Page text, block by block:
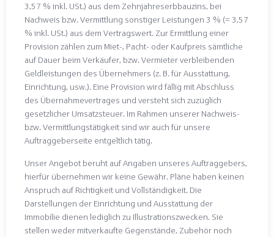
3,57 % inkl. USt.) aus dem Zehnjahreserbbauzins, bei
Nachweis bzw. Vermittlung sonstiger Leistungen 3 % (= 3,57
% inkl. USt.) aus dem Vertragswert. Zur Ermittlung einer
Provision zählen zum Miet-, Pacht- oder Kaufpreis sämtliche
auf Dauer beim Verkäufer, bzw. Vermieter verbleibenden
Geldleistungen des Übernehmers (z. B. für Ausstattung,
Einrichtung, usw.). Eine Provision wird fällig mit Abschluss
des Übernahmevertrages und versteht sich zuzüglich
gesetzlicher Umsatzsteuer. Im Rahmen unserer Nachweis-
bzw. Vermittlungstätigkeit sind wir auch für unsere
Auftraggeberseite entgeltlich tätig.
Unser Angebot beruht auf Angaben unseres Auftraggebers,
hierfür übernehmen wir keine Gewähr. Pläne haben keinen
Anspruch auf Richtigkeit und Vollständigkeit. Die
Darstellungen der Einrichtung und Ausstattung der
Immobilie dienen lediglich zu Illustrationszwecken. Sie
stellen weder mitverkaufte Gegenstände, Zubehör noch